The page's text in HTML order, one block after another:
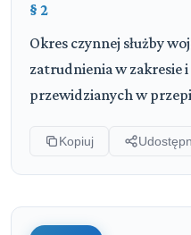
§ 2
Okres czynnej służby
zatrudnienia w zakresie i
przewidzianych w
Kopiuj